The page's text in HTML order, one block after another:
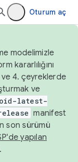
Oturum aç
modelimizle
kararlılığını
4. çeyreklerde
ve
latest-
manifest
son sürümü
yapılan